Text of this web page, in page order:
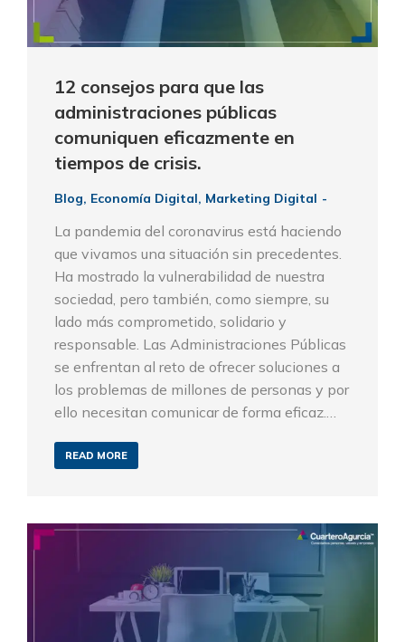
12 consejos para que las
administraciones públicas
comuniquen eficazmente en
tiempos de crisis.
Blog, Economía Digital, Marketing Digital
La pandemia del coronavirus está haciendo
que vivamos una situación sin precedentes.
Ha mostrado la vulnerabilidad de nuestra
sociedad, pero también, como siempre, su
lado más comprometido, solidario y
responsable. Las Administraciones Públicas
se enfrentan al reto de ofrecer soluciones a
los problemas de millones de personas y por
ello necesitan comunicar de forma eficaz.…
READ MORE